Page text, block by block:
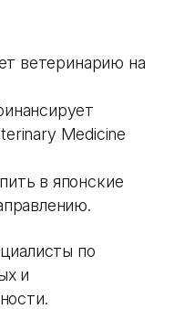
ветеринарию на
Medicine
в японские
по
и